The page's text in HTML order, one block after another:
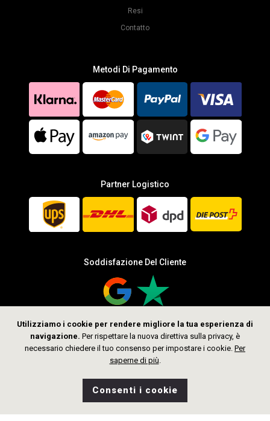
Utilizziamo i cookie per rendere migliore la tua esperienza di
navigazione. Per rispettare la nuova direttiva sulla privacy, è
necessario chiedere il tuo consenso per impostare i cookie. Per
saperne di più.
Consenti i cookie
Resi
Contatto
Metodi Di Pagamento
Partner Logistico
Soddisfazione Del Cliente
CHF 799.00Ricerca Negozio Desideri